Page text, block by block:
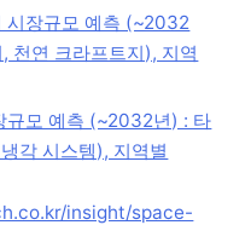
시장규모 예측 (~2032
천연 크라프트지), 지역
규모 예측 (~2032년) : 타
각 시스템), 지역별
insight/space-